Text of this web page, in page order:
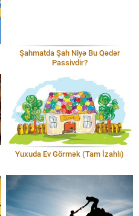
Şahmatda Şah Niyə Bu Qədər
Passivdir?
Yuxuda Ev Görmək (Tam İzahlı)